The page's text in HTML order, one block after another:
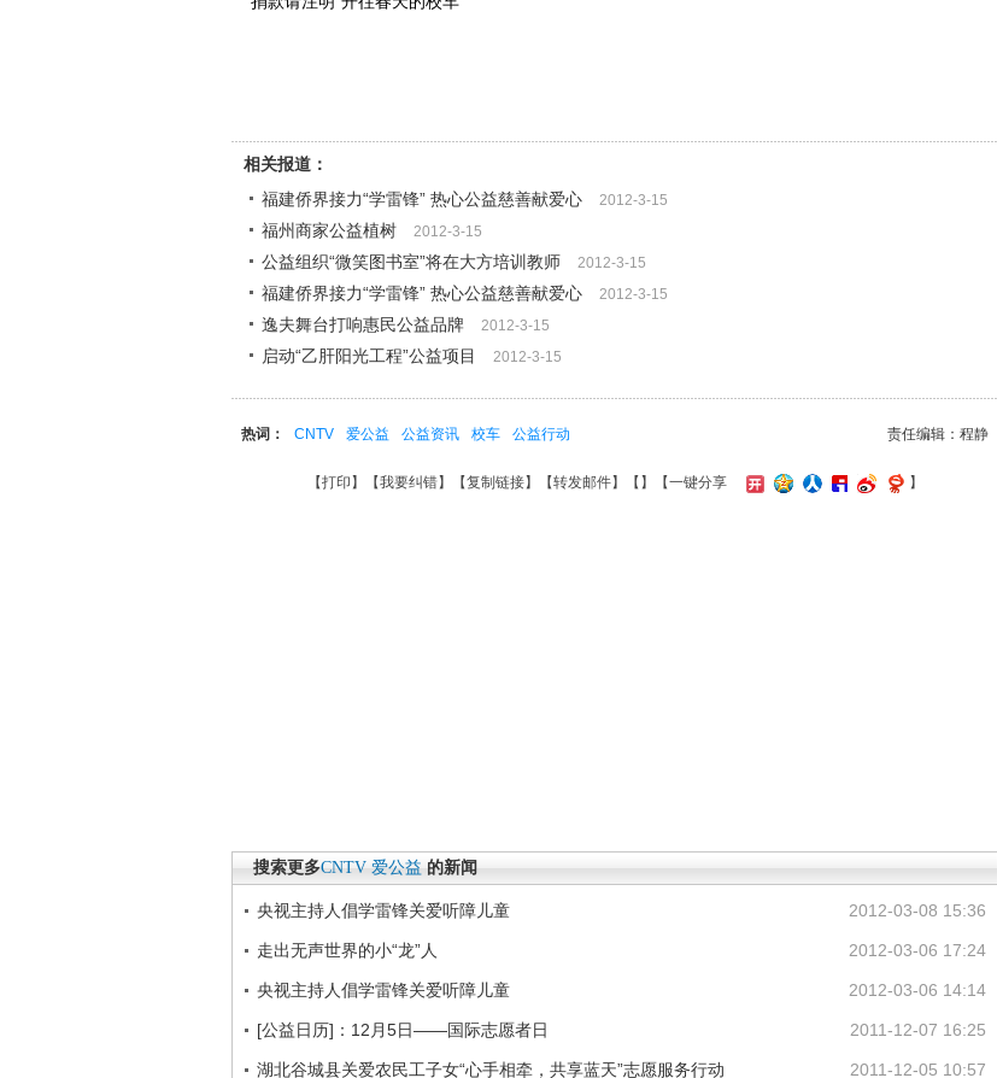
相关报道：
福建侨界接力“学雷锋” 热心公益慈善献爱心
2012-3-15
福州商家公益植树 2012-3-15
公益组织“微笑图书室”将在大方培训教师 2012-3-15
福建侨界接力“学雷锋” 热心公益慈善献爱心 2012-3-15
逸夫舞台打响惠民公益品牌 2012-3-15
启动“乙肝阳光工程”公益项目 2012-3-15
责任编辑：程静
热词： CNTV 爱公益 公益资讯 校车 公益行动
【打印 】【我要纠错】【复制链接】【转发邮件】【 】 【一键分享 】
搜索更多CNTV 爱公益 的新闻
2012-03-08 15:36
央视主持人倡学雷锋关爱听障儿童
2012-03-06 17:24
走出无声世界的小“龙”人
2012-03-06 14:14
央视主持人倡学雷锋关爱听障儿童
2011-12-07 16:25
[公益日历]：12月5日——国际志愿者日
2011-12-05 10:57
湖北谷城县关爱农民工子女“心手相牵，共享蓝天”志愿服务行动